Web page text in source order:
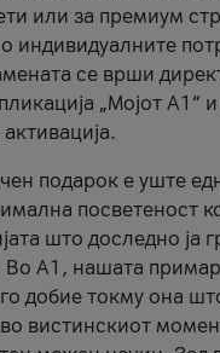
или за премиум
индивидуалните
се врши
„Мојот А1“
подарок е уште
посветеност
што доследно ја
Во А1, нашата
добие токму она
вистинскиот